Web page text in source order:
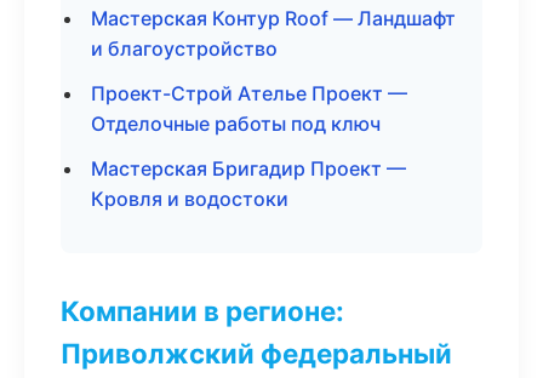
Мастерская Контур Roof — Ландшафт
и благоустройство
Проект-Строй Ателье Проект —
Отделочные работы под ключ
Мастерская Бригадир Проект —
Кровля и водостоки
Компании в регионе:
Приволжский федеральный